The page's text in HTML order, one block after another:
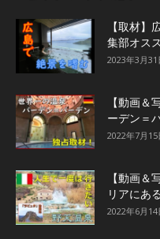
【取材】
集部オス
2023年3月31
【動画＆
ーデン＝
2022年7月15
【動画＆
リアにあ
2022年6月14